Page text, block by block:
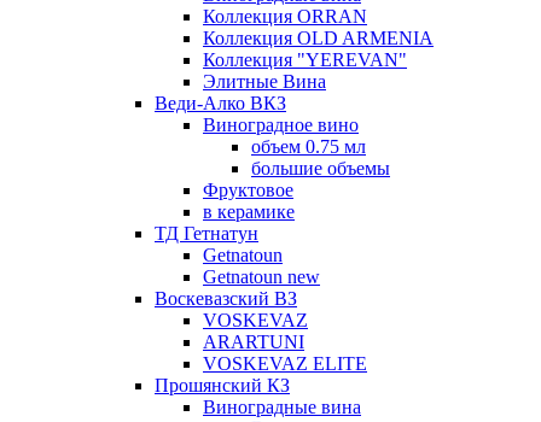
Коллекция ORRAN
Коллекция OLD ARMENIA
Коллекция "YEREVAN"
Элитные Вина
Веди-Алко ВКЗ
Виноградное вино
объем 0.75 мл
большие объемы
Фруктовое
в керамике
ТД Гетнатун
Getnatoun
Getnatoun new
Воскевазский ВЗ
VOSKEVAZ
ARARTUNI
VOSKEVAZ ELITE
Прошянский КЗ
Виноградные вина